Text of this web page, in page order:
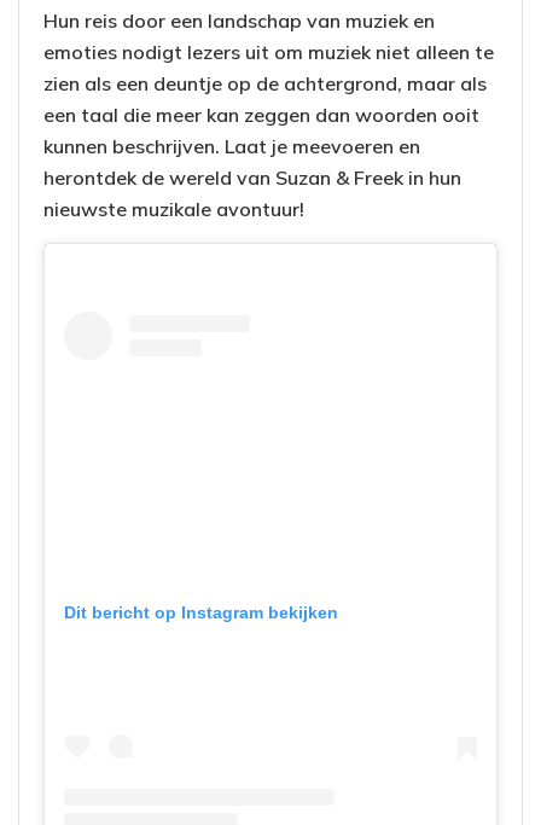
Hun reis door een landschap van muziek en
emoties nodigt lezers uit om muziek niet alleen te
zien als een deuntje op de achtergrond, maar als
een taal die meer kan zeggen dan woorden ooit
kunnen beschrijven. Laat je meevoeren en
herontdek de wereld van Suzan & Freek in hun
nieuwste muzikale avontuur!
Dit bericht op Instagram bekijken